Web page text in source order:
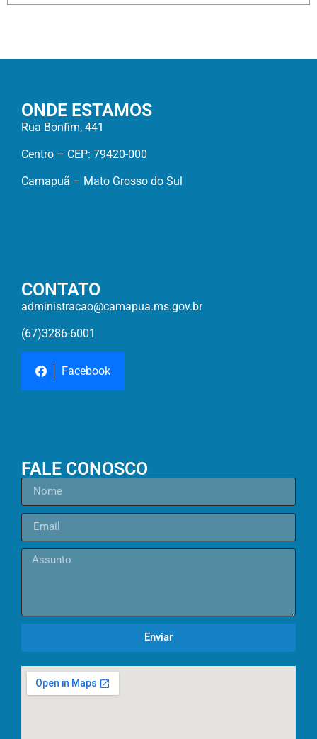
ONDE ESTAMOS
Rua Bonfim, 441
Centro – CEP: 79420-000
Camapuã – Mato Grosso do Sul
CONTATO
administracao@camapua.ms.gov.br
(67)3286-6001
Facebook
FALE CONOSCO
Enviar